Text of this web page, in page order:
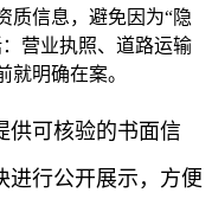
质信息，避免因为“隐
营业执照、道路运输
明确在案。
供可核验的书面信
进行公开展示，方便